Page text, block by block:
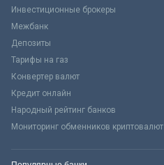
Инвестиционные брокеры
Межбанк
Депозиты
Тарифы на газ
Конвертер валют
Кредит онлайн
Народный рейтинг банков
Мониторинг обменников криптовалют